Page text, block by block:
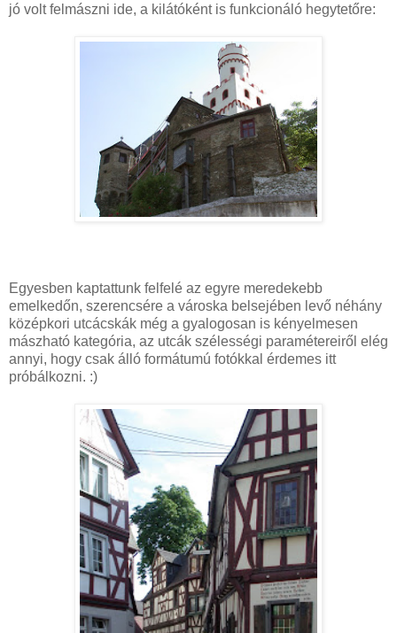
jó volt felmászni ide, a kilátóként is funkcionáló hegytetőre:
Egyesben kaptattunk felfelé az egyre meredekebb
emelkedőn, szerencsére a városka belsejében levő néhány
középkori utcácskák még a gyalogosan is kényelmesen
mászható kategória, az utcák szélességi paramétereiről elég
annyi, hogy csak álló formátumú fotókkal érdemes itt
próbálkozni. :)